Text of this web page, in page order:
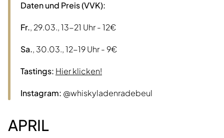
Daten und Preis (VVK):
Fr., 29.03., 13-21 Uhr - 12€
Sa., 30.03., 12-19 Uhr - 9€
Tastings: Hier klicken!
Instagram: @whiskyladenradebeul
APRIL